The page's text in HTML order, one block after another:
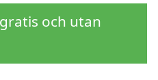
och utan